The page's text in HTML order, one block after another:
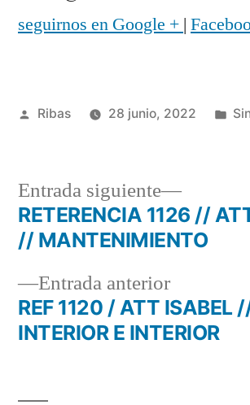
seguirnos en Google + |
Publicado
Ribas 28 junio, 2022
Navegación
entradas
Entrada anteriorEntrada
anterior:
REF 1120 / ATT ISABEL
INTERIOR E INTERIOR
Entrada siguiente
Entrada
RETERENCIA 1126 //
// MANTENIMIENTO